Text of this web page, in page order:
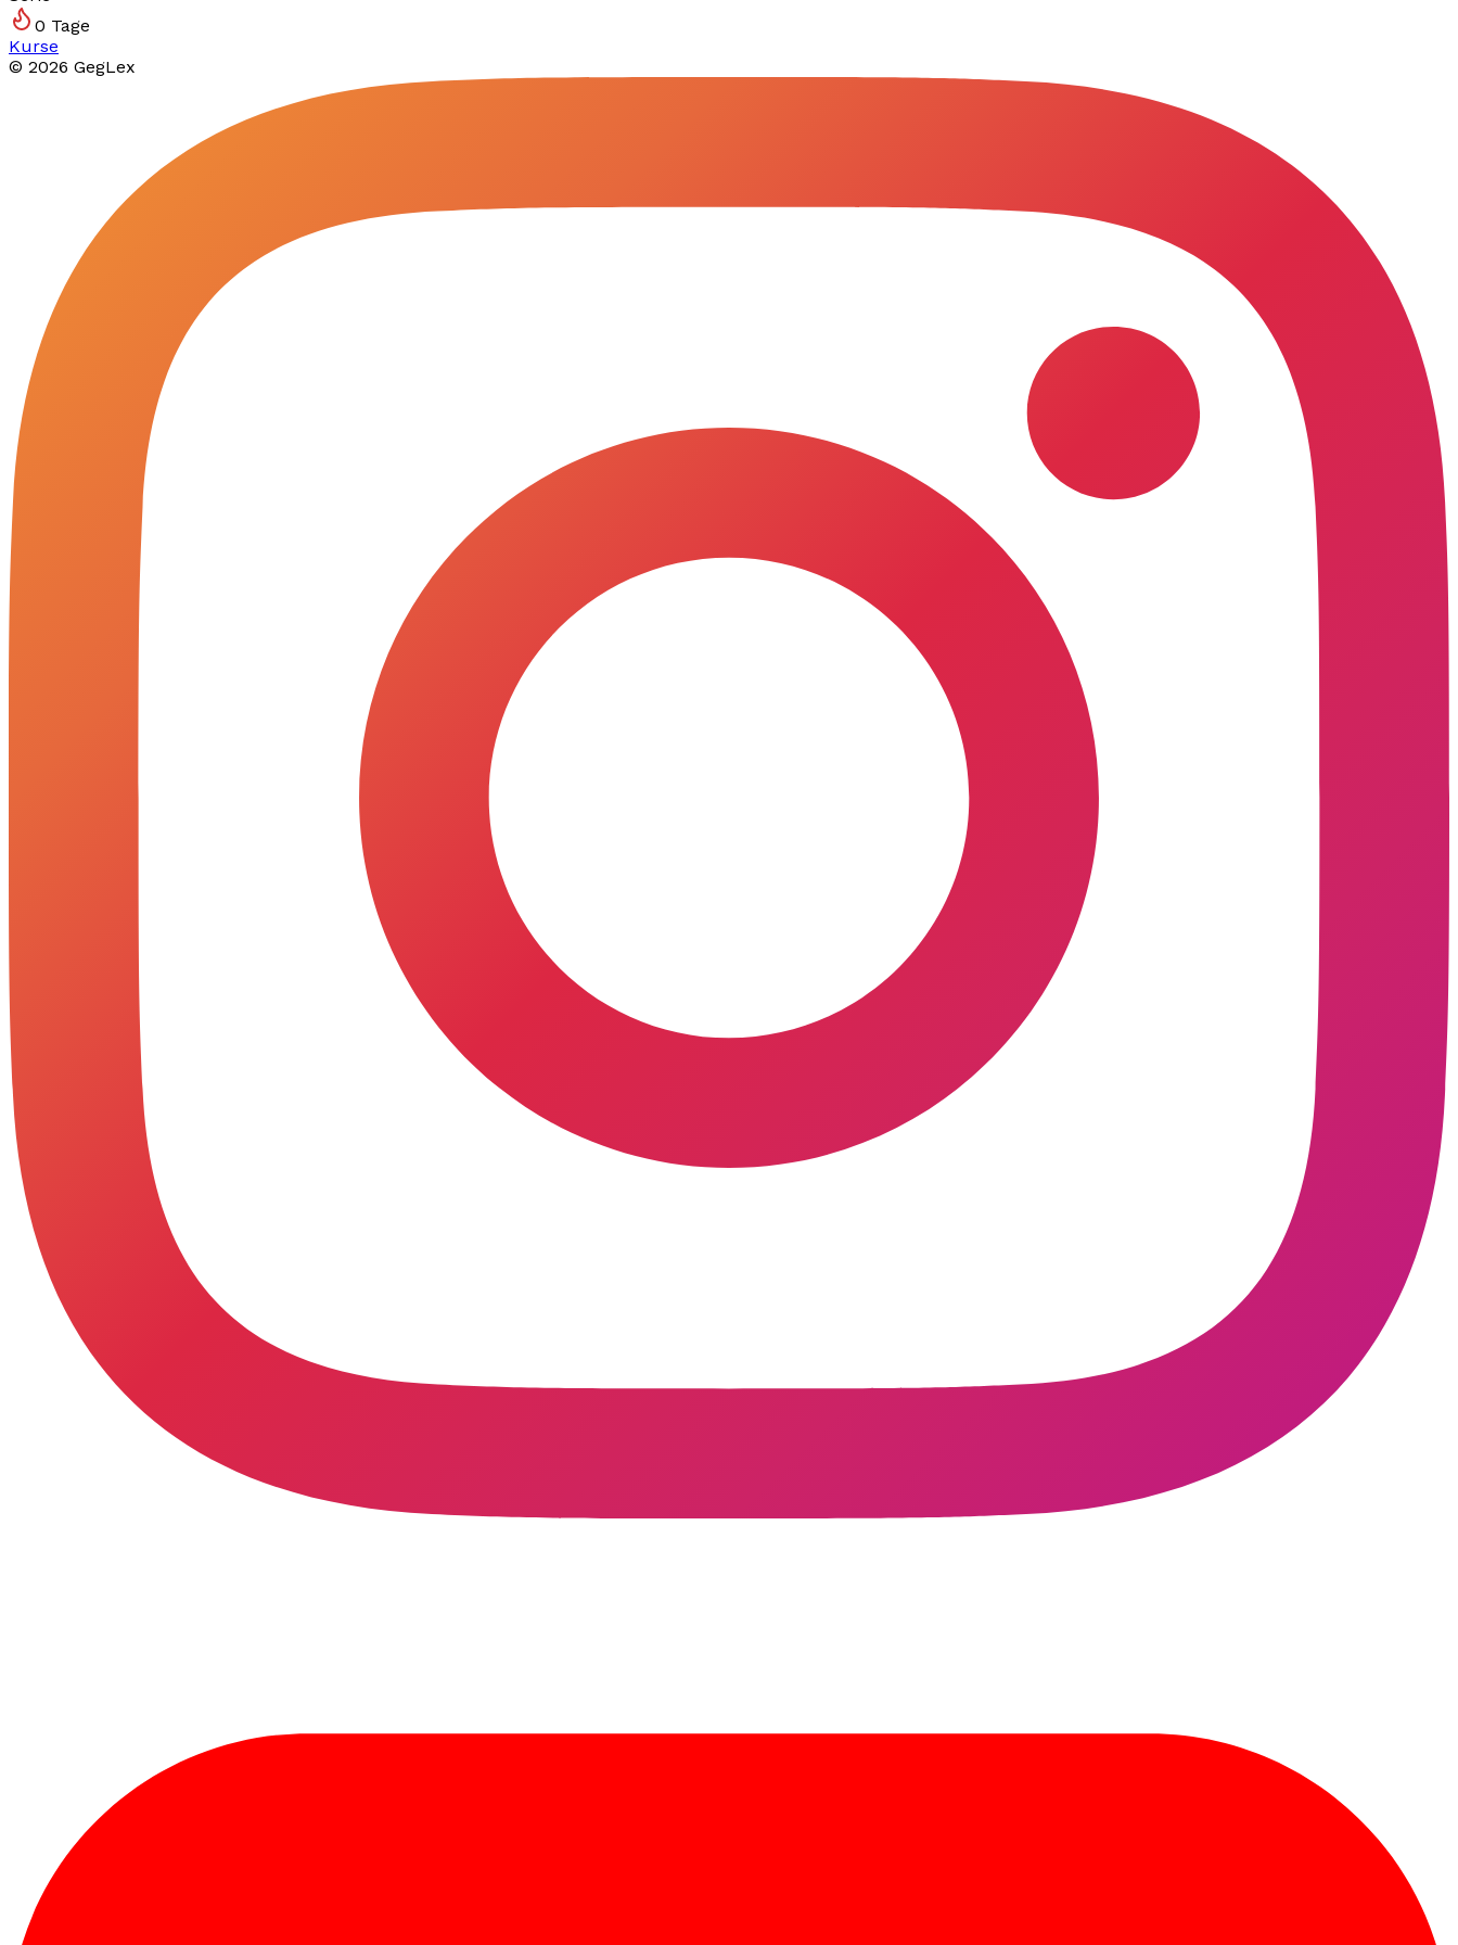
0 Tage
Kurse
© 2026 GegLex